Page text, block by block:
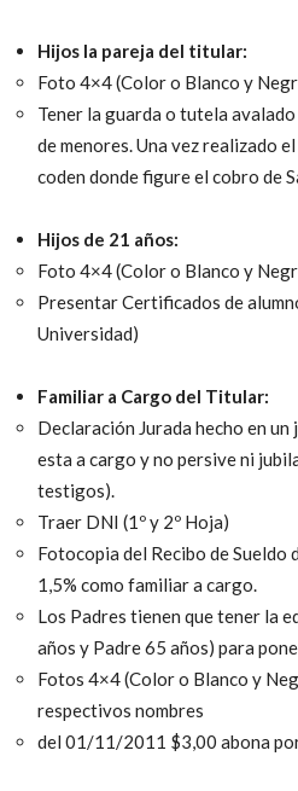
Hijos la pareja del titular:
Foto 4×4 (Color o Blanco y
Tener la guarda o tutela
de menores. Una vez realizado
coden donde figure el cobro de
Hijos de 21 años:
Foto 4×4 (Color o Blanco y
Presentar Certificados de
Universidad)
Familiar a Cargo del Titular:
Declaración Jurada hecho en un
esta a cargo y no persive ni
testigos).
Traer DNI (1º y 2º Hoja)
Fotocopia del Recibo de Sueldo
1,5% como familiar a cargo.
Los Padres tienen que tener la
años y Padre 65 años) para
Fotos 4×4 (Color o Blanco y
respectivos nombres
del 01/11/2011 $3,00 abona